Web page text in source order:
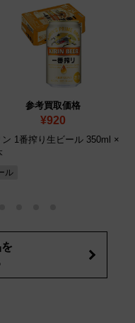
参考買取価格
¥920
ン 1番搾り生ビール 350ml ×
ル